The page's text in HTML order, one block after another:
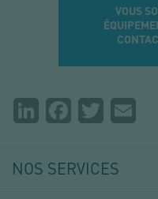
VOUS
Partager
page
LinkedInFacebookTwitter
NOS SERVICES